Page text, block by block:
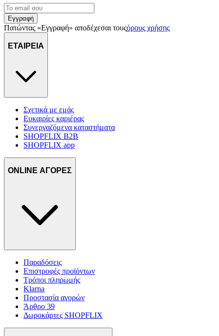
Εγγραφή
Πατώντας «Εγγραφή» αποδέχεσαι τουςόρους χρήσης
ΕΤΑΙΡΕΙΑ
Σχετικά με εμάς
Ευκαιρίες καριέρας
Συνεργαζόμενα καταστήματα
SHOPFLIX B2B
SHOPFLIX app
ONLINE ΑΓΟΡΕΣ
Παραδόσεις
Επιστροφές προϊόντων
Τρόποι πληρωμής
Klarna
Προστασία αγορών
Άρθρο 39
Δωροκάρτες SHOPFLIX